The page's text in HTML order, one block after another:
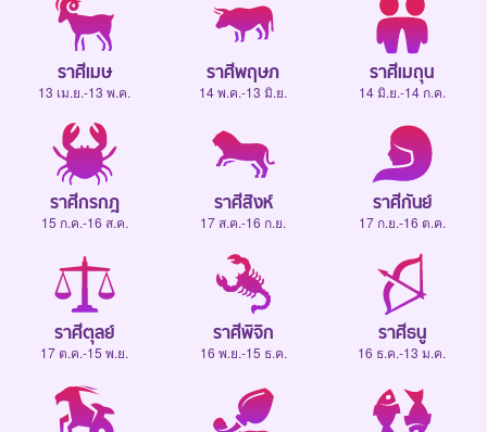
ราศีเมษ
13 เม.ย.-13 พ.ค.
ราศีพฤษภ
14 พ.ค.-13 มิ.ย.
ราศีเมถุน
14 มิ.ย.-14 ก.ค.
ราศีกรกฎ
15 ก.ค.-16 ส.ค.
ราศีสิงห์
17 ส.ค.-16 ก.ย.
ราศีกันย์
17 ก.ย.-16 ต.ค.
ราศีตุลย์
17 ต.ค.-15 พ.ย.
ราศีพิจิก
16 พ.ย.-15 ธ.ค.
ราศีธนู
16 ธ.ค.-13 ม.ค.